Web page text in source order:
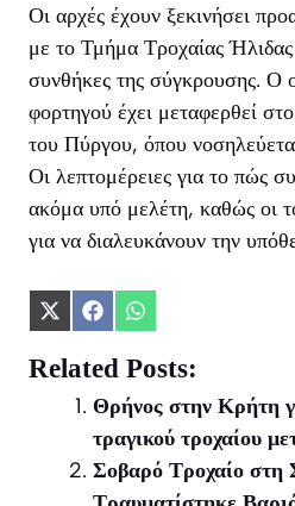
Οι αρχές έχουν ξεκινήσει
με το Τμήμα Τροχαίας Ήλιδας
συνθήκες της σύγκρουσης. Ο
φορτηγού έχει μεταφερθεί
του Πύργου, όπου
Οι λεπτομέρειες για το πώς
ακόμα υπό μελέτη, καθώς οι
για να διαλευκάνουν την
Share
X
(Twitter)
Share
Facebook
Share
WhatsApp
Related Posts:
Θρήνος στην Κρήτη
τραγικού τροχαίου
Σοβαρό Τροχαίο στη